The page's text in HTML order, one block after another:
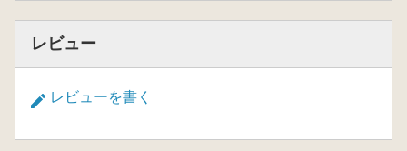
レビュー
レビューを書く